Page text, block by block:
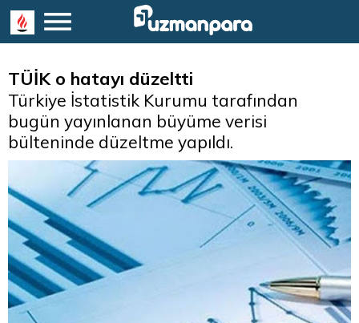
TÜİK o hatayı düzeltti
Türkiye İstatistik Kurumu tarafından
bugün yayınlanan büyüme verisi
bülteninde düzeltme yapıldı.